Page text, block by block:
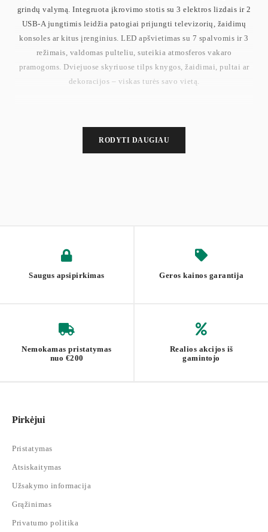
grindų valymą. Integruota įkrovimo stotis su 3 elektros lizdais ir 2
USB-A jungtimis leidžia patogiai prijungti televizorių, žaidimų
konsoles ar kitus įrenginius. LED apšvietimas su 7 spalvomis ir 3
režimais, valdomas pulteliu, suteikia atmosferos vakaro
pramogoms. Dviejuose skyriuose tilps knygos, žaidimai, pultai ar
dekoracijos – viskas turės savo vietą.
Maks. apkrova vienam skyriui: 15 kg
RODYTI DAUGIAU
Saugus apsipirkimas Geros kainos garantija
Nemokamas pristatymas
nuo €200
Realios akcijos iš
gamintojo
Pirkėjui
Pristatymas
Atsiskaitymas
Užsakymo informacija
Grąžinimas
Privatumo politika